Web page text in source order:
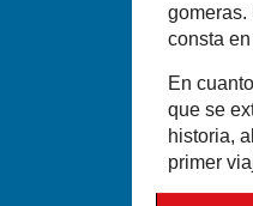
gomeras.
consta
En
que se
historia,
primer